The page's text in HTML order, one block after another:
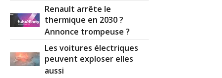
Renault arrête le
thermique en 2030 ?
Annonce trompeuse ?
Les voitures électriques
peuvent exploser elles
aussi